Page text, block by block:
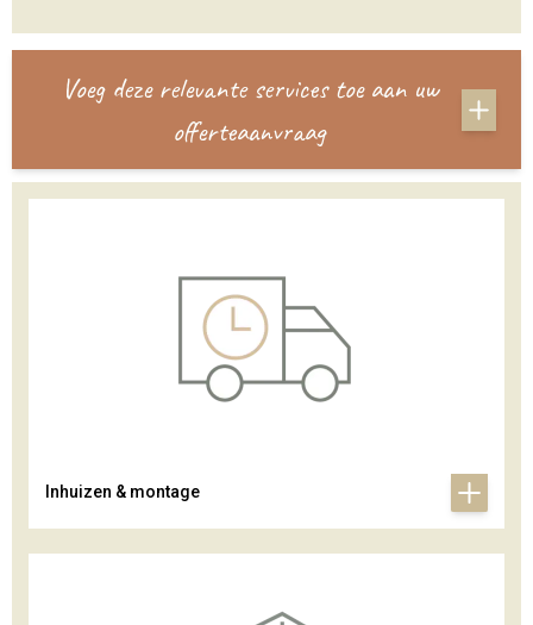
Voeg deze relevante services toe aan uw
offerteaanvraag
Inhuizen & montage